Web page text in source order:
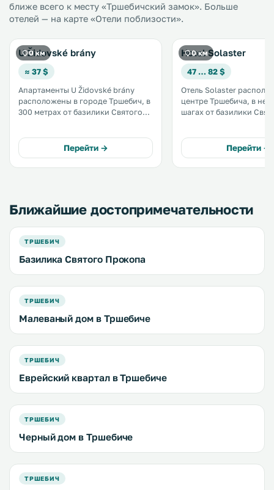
ближе всего к месту «Тршебичский замок». Больше
отелей — на карте «Отели поблизости».
0 км
U Židovské brány
≈ 37 $
Апартаменты U Židovské brány
расположены в городе Тршебич, в
300 метрах от базилики Святого
размещение с домашними
животными. Подключен
бесплатный Wi-Fi. .
Перейти →
0 км
Hotel Solaster
47 … 82 $
Отель Solaster
центре Тршебича, в
шагах от базилики
культурногоПерейти →
Ближайшие достопримечательности
ТРШЕБИЧ
Базилика Святого Прокопа
ТРШЕБИЧ
Малеваный дом в Тршебиче
ТРШЕБИЧ
Еврейский квартал в Тршебиче
ТРШЕБИЧ
Черный дом в Тршебиче
ТРШЕБИЧ